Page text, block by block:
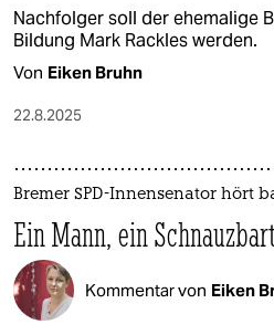
Nachfolger soll der ehemalige
Bildung Mark Rackles werden.
Von Eiken Bruhn
22.8.2025
Bremer SPD-Innensenator hört
Ein Mann, ein
Kommentar von Eiken